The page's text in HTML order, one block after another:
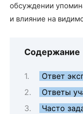
обсуждении
и влияние на
Содержание
Ответ
Ответы
Часто